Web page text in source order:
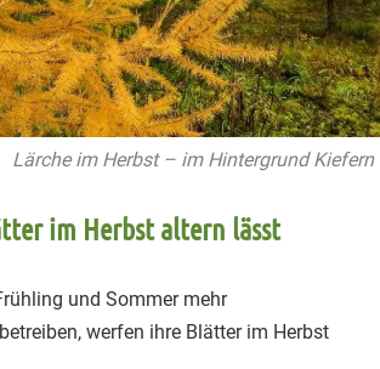
Lärche im Herbst – im Hintergrund Kiefern
im Herbst altern lässt
und Sommer mehr
werfen ihre Blätter im Herbst